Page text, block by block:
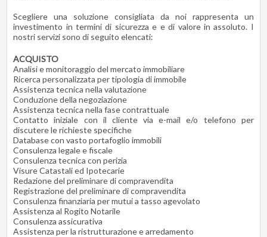
Scegliere una soluzione consigliata da noi rappresenta un
investimento in termini di sicurezza e e di valore in assoluto. I
nostri servizi sono di seguito elencati:
ACQUISTO
Analisi e monitoraggio del mercato immobiliare
Ricerca personalizzata per tipologia di immobile
Assistenza tecnica nella valutazione
Conduzione della negoziazione
Assistenza tecnica nella fase contrattuale
Contatto iniziale con il cliente via e-mail e/o telefono per
discutere le richieste specifiche
Database con vasto portafoglio immobili
Consulenza legale e fiscale
Consulenza tecnica con perizia
Visure Catastali ed Ipotecarie
Redazione del preliminare di compravendita
Registrazione del preliminare di compravendita
Consulenza finanziaria per mutui a tasso agevolato
Assistenza al Rogito Notarile
Consulenza assicurativa
Assistenza per la ristrutturazione e arredamento